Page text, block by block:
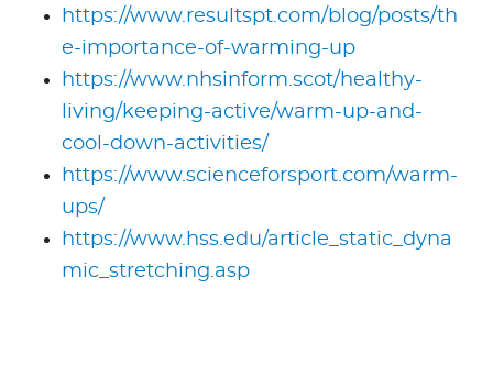
https://www.resultspt.com/blog/posts/th
e-importance-of-warming-up
https://www.nhsinform.scot/healthy-
living/keeping-active/warm-up-and-
cool-down-activities/
https://www.scienceforsport.com/warm-
ups/
https://www.hss.edu/article_static_dyna
mic_stretching.asp